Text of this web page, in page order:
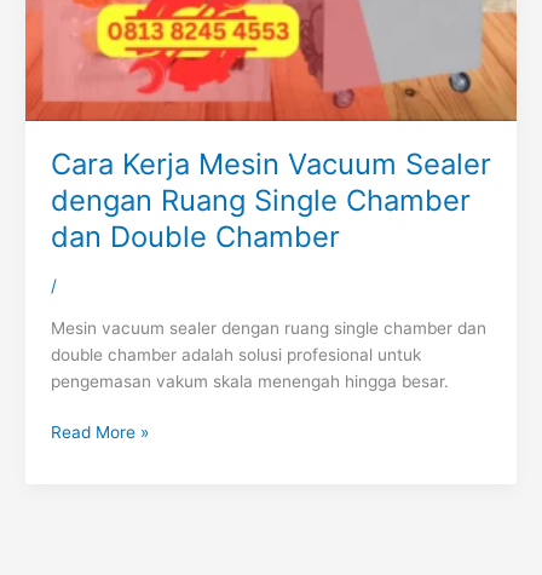
Cara Kerja Mesin Vacuum Sealer
dengan Ruang Single Chamber
dan Double Chamber
/
Mesin vacuum sealer dengan ruang single chamber dan
double chamber adalah solusi profesional untuk
pengemasan vakum skala menengah hingga besar.
Read More »